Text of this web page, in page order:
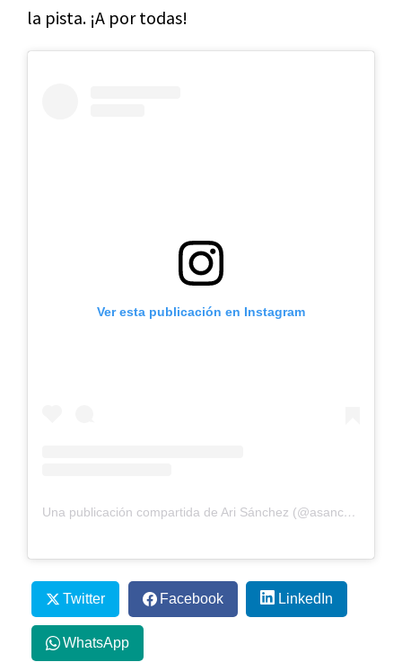
la pista. ¡A por todas!
Ver esta publicación en Instagram
Una publicación compartida de Ari Sánchez (@asanchezfallada)
Twitter Facebook LinkedIn
WhatsApp